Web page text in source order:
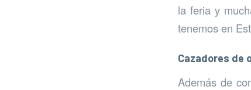
la feria y
tenemos en
Cazadores de
Además de